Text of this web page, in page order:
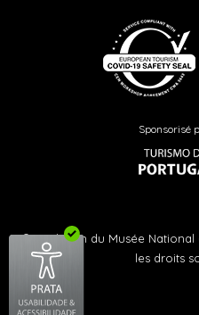
Sponsorisé
©Fondation du Musée National
les droits